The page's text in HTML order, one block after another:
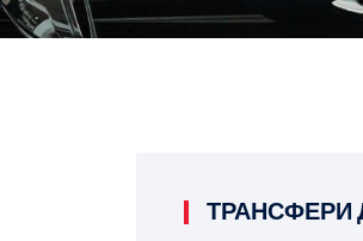
ТРАНСФЕРИ